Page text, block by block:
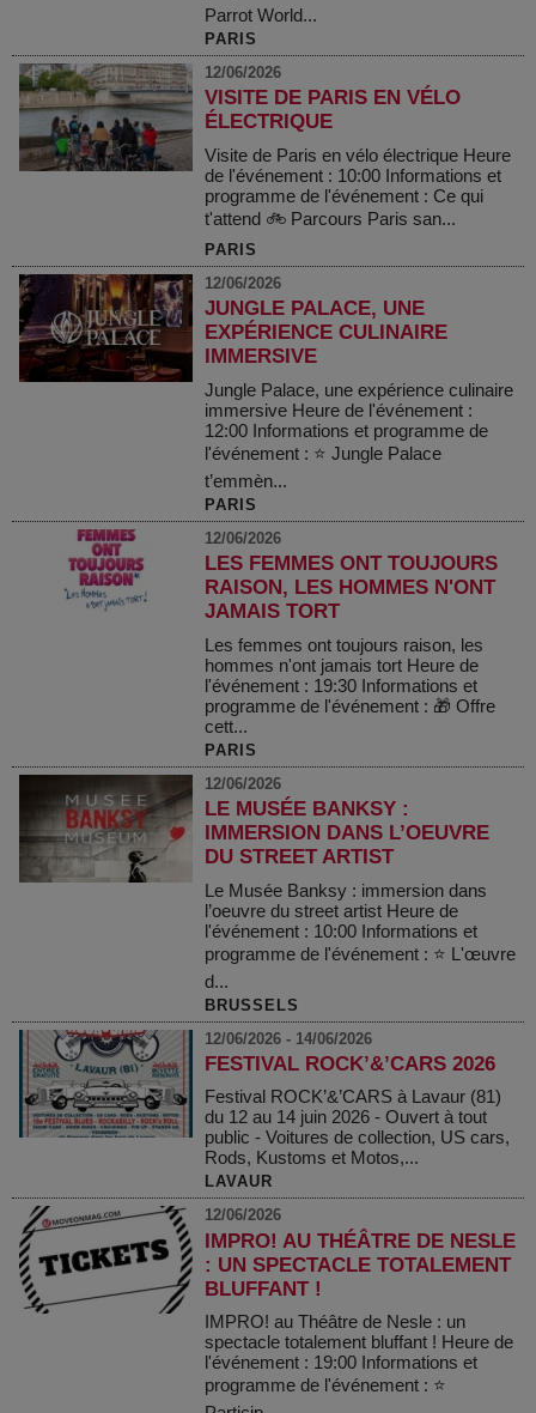
Parrot World...
PARIS
12/06/2026
VISITE DE PARIS EN VÉLO
ÉLECTRIQUE
Visite de Paris en vélo électrique Heure
de l'événement : 10:00 Informations et
programme de l'événement : Ce qui
t'attend 🚲 Parcours Paris san...
PARIS
12/06/2026
JUNGLE PALACE, UNE
EXPÉRIENCE CULINAIRE
IMMERSIVE
Jungle Palace, une expérience culinaire
immersive Heure de l'événement :
12:00 Informations et programme de
l'événement : ⭐ Jungle Palace
t’emmèn...
PARIS
12/06/2026
LES FEMMES ONT TOUJOURS
RAISON, LES HOMMES N'ONT
JAMAIS TORT
Les femmes ont toujours raison, les
hommes n'ont jamais tort Heure de
l'événement : 19:30 Informations et
programme de l'événement : 🎁 Offre
cett...
PARIS
12/06/2026
LE MUSÉE BANKSY :
IMMERSION DANS L’OEUVRE
DU STREET ARTIST
Le Musée Banksy : immersion dans
l’oeuvre du street artist Heure de
l'événement : 10:00 Informations et
programme de l'événement : ⭐ L'œuvre
d...
BRUSSELS
12/06/2026 - 14/06/2026
FESTIVAL ROCK’&’CARS 2026
Festival ROCK’&’CARS à Lavaur (81)
du 12 au 14 juin 2026 - Ouvert à tout
public - Voitures de collection, US cars,
Rods, Kustoms et Motos,...
LAVAUR
12/06/2026
IMPRO! AU THÉÂTRE DE NESLE
: UN SPECTACLE TOTALEMENT
BLUFFANT !
IMPRO! au Théâtre de Nesle : un
spectacle totalement bluffant ! Heure de
l'événement : 19:00 Informations et
programme de l'événement : ⭐